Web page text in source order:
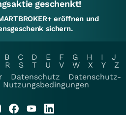
geschenkt!
eröffnen und
sichern.
B C D E F G H I
J
R S T U V W X Y
Z
Datenschutz
Datenschutz-
Nutzungsbedingungen